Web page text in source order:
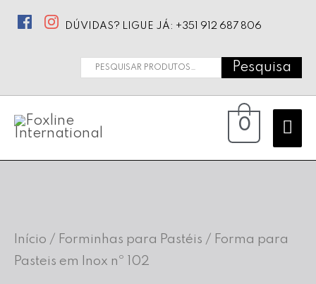
DÚVIDAS? LIGUE JÁ: +351 912 687 806
Pesquisar
Pesquisa
0
Início / Forminhas para Pastéis / Forma para
Pasteis em Inox nº 102